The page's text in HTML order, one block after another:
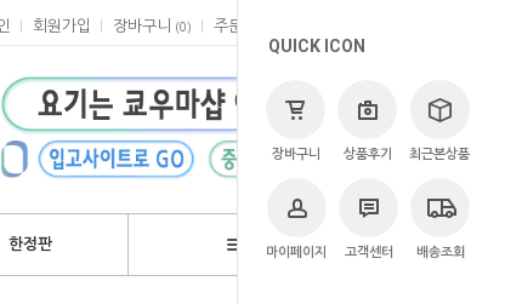
회원가입 장바구니 (0 ) 주문
한정판 브랜드
QUICK ICON
장바구니 상품후기 최근본상품
마이페이지 고객센터 배송조회